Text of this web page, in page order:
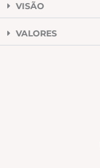
VISÃO
VALORES